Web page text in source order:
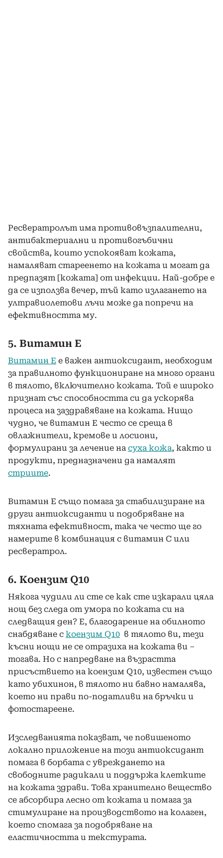
Ресвератролът има противовъзпалителни,
антибактериални и противогъбични
свойства, които успокояват кожата,
намаляват стареенето на кожата и могат да
предпазят [кожата] от инфекции. Най-добре е
да се използва вечер, тъй като излагането на
ултравиолетови лъчи може да попречи на
ефективността му.
5. Витамин Е
Витамин Е е важен антиоксидант, необходим
за правилното функциониране на много органи
в тялото, включително кожата. Той е широко
признат със способността си да ускорява
процеса на заздравяване на кожата. Нищо
чудно, че витамин Е често се среща в
овлажнители, кремове и лосиони,
формулирани за лечение на суха кожа, както и
продукти, предназначени да намалят
стриите.
Витамин Е също помага за стабилизиране на
други антиоксиданти и подобряване на
тяхната ефективност, така че често ще го
намерите в комбинация с витамин С или
ресвератрол.
6. Коензим Q10
Някога чудили ли сте се как сте изкарали цяла
нощ без следа от умора по кожата си на
следващия ден? Е, благодарение на обилното
снабдяване с коензим Q10 в тялото ви, тези
късни нощи не се отразиха на кожата ви –
тогава. Но с напредване на възрастта
присъствието на коензим Q10, известен също
като убихинон, в тялото ни бавно намалява,
което ни прави по-податливи на бръчки и
фотостареене.
Изследванията показват, че повишеното
локално приложение на този антиоксидант
помага в борбата с увреждането на
свободните радикали и поддържа клетките
на кожата здрави. Това хранително вещество
се абсорбира лесно от кожата и помага за
стимулиране на производството на колаген,
което спомага за подобряване на
еластичността и текстурата.